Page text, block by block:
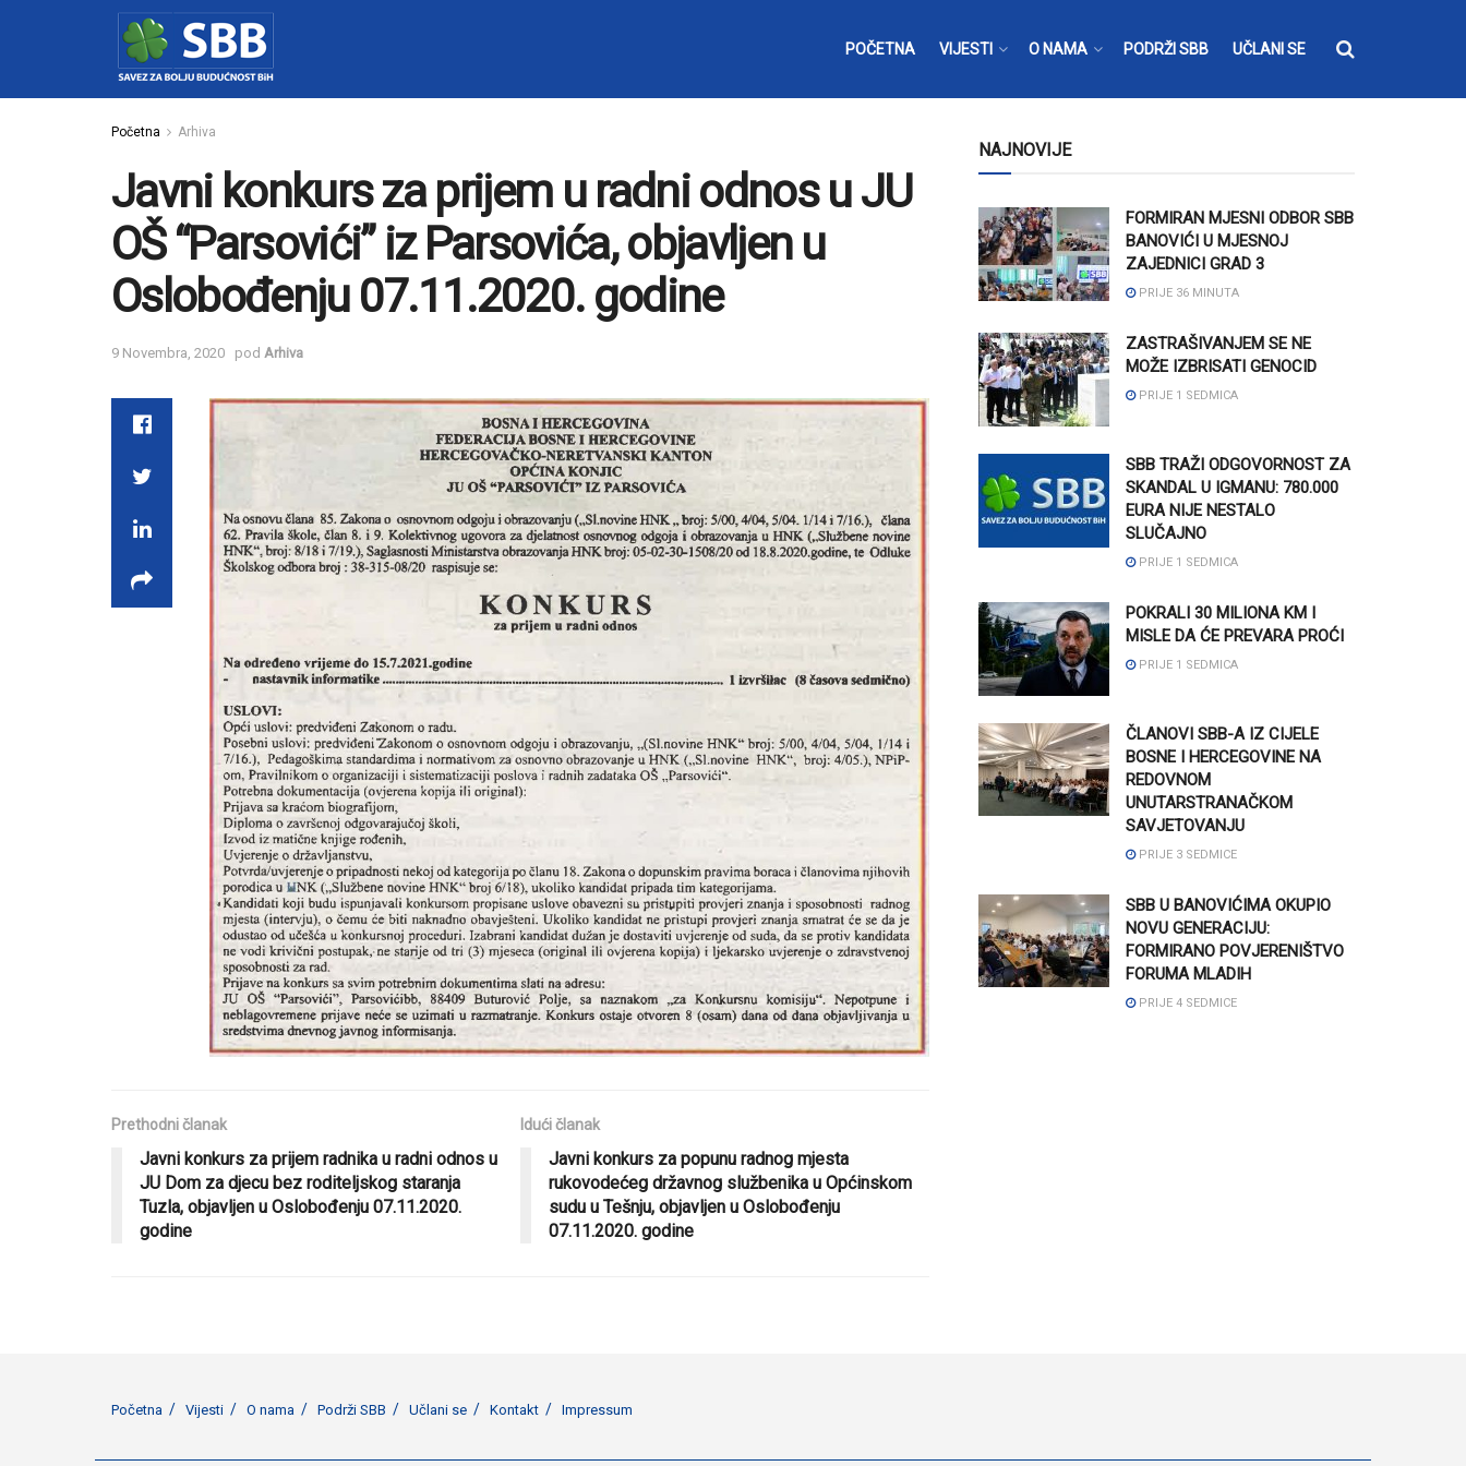
POČETNA VIJESTI O NAMA PODRŽI SBB UČLANI SE
Početna Arhiva
Javni konkurs za prijem u radni odnos u JU
OŠ “Parsovići” iz Parsovića, objavljen u
Oslobođenju 07.11.2020. godine
9 Novembra, 2020 pod Arhiva
Prethodni članak
Javni konkurs za prijem radnika u radni odnos u
JU Dom za djecu bez roditeljskog staranja
Tuzla, objavljen u Oslobođenju 07.11.2020.
godine
Idući članak
Javni konkurs za popunu radnog mjesta
rukovodećeg državnog službenika u Općinskom
sudu u Tešnju, objavljen u Oslobođenju
07.11.2020. godine
NAJNOVIJE
FORMIRAN MJESNI ODBOR SBB
BANOVIĆI U MJESNOJ
ZAJEDNICI GRAD 3
PRIJE 36 MINUTA
ZASTRAŠIVANJEM SE NE
MOŽE IZBRISATI GENOCID
PRIJE 1 SEDMICA
SBB TRAŽI ODGOVORNOST ZA
SKANDAL U IGMANU: 780.000
EURA NIJE NESTALO
SLUČAJNO
PRIJE 1 SEDMICA
POKRALI 30 MILIONA KM I
MISLE DA ĆE PREVARA PROĆI
PRIJE 1 SEDMICA
ČLANOVI SBB-A IZ CIJELE
BOSNE I HERCEGOVINE NA
REDOVNOM
UNUTARSTRANAČKOM
SAVJETOVANJU
PRIJE 3 SEDMICE
SBB U BANOVIĆIMA OKUPIO
NOVU GENERACIJU:
FORMIRANO POVJERENIŠTVO
FORUMA MLADIH
PRIJE 4 SEDMICE
Početna Vijesti O nama Podrži SBB Učlani se Kontakt Impressum